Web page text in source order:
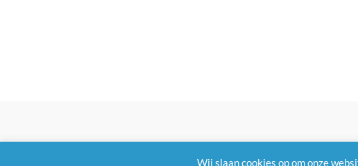
Wij slaan cookies op om onze